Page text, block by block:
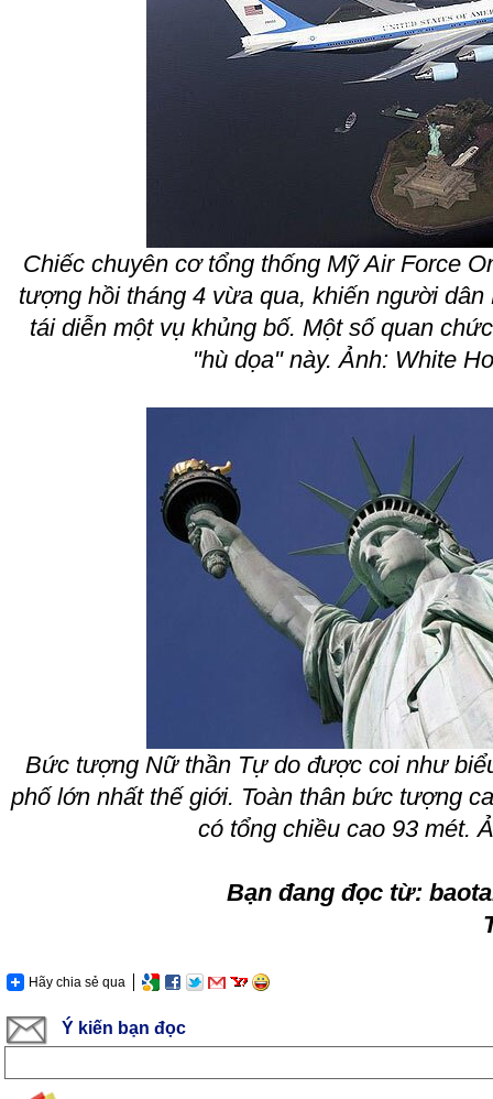
Chiếc chuyên cơ tổng thống Mỹ Air Force
tượng hồi tháng 4 vừa qua, khiến người
tái diễn một vụ khủng bố. Một số quan
"hù dọa" này. Ảnh: White
Bức tượng Nữ thần Tự do được coi như
phố lớn nhất thế giới. Toàn thân bức tượng
có tổng chiều cao 93 mét.
Bạn đang đọc từ:
Hãy chia sẻ qua
Ý kiến bạn đọc